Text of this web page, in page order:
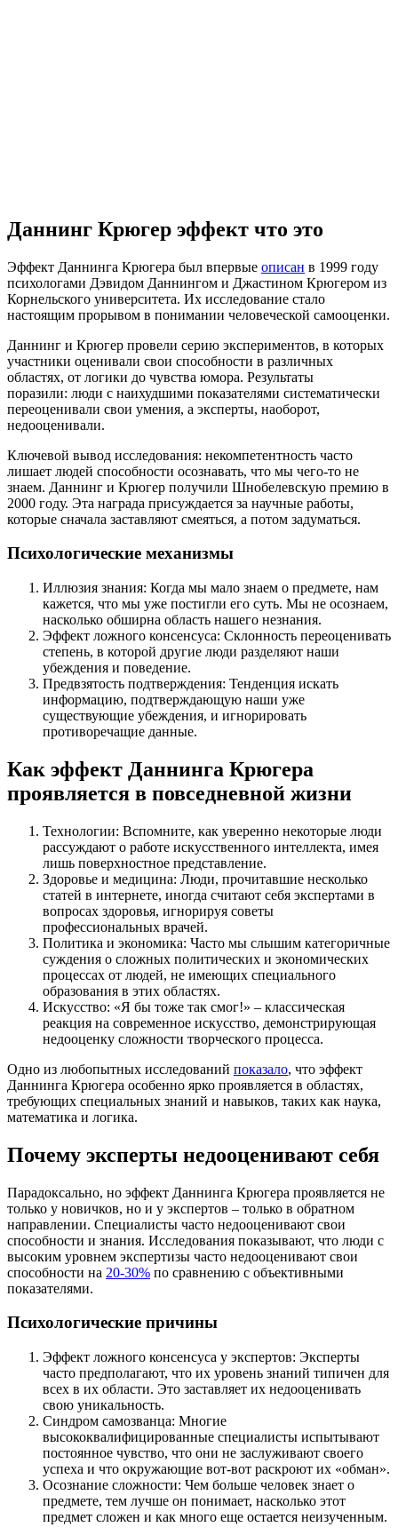
Даннинг Крюгер эффект что это
Эффект Даннинга Крюгера был впервые описан в 1999 году
психологами Дэвидом Даннингом и Джастином Крюгером из
Корнельского университета. Их исследование стало
настоящим прорывом в понимании человеческой самооценки.
Даннинг и Крюгер провели серию экспериментов, в которых
участники оценивали свои способности в различных
областях, от логики до чувства юмора. Результаты
поразили: люди с наихудшими показателями систематически
переоценивали свои умения, а эксперты, наоборот,
недооценивали.
Ключевой вывод исследования: некомпетентность часто
лишает людей способности осознавать, что мы чего-то не
знаем. Даннинг и Крюгер получили Шнобелевскую премию в
2000 году. Эта награда присуждается за научные работы,
которые сначала заставляют смеяться, а потом задуматься.
Психологические механизмы
Иллюзия знания: Когда мы мало знаем о предмете, нам
кажется, что мы уже постигли его суть. Мы не осознаем,
насколько обширна область нашего незнания.
Эффект ложного консенсуса: Склонность переоценивать
степень, в которой другие люди разделяют наши
убеждения и поведение.
Предвзятость подтверждения: Тенденция искать
информацию, подтверждающую наши уже
существующие убеждения, и игнорировать
противоречащие данные.
Как эффект Даннинга Крюгера
проявляется в повседневной жизни
Технологии: Вспомните, как уверенно некоторые люди
рассуждают о работе искусственного интеллекта, имея
лишь поверхностное представление.
Здоровье и медицина: Люди, прочитавшие несколько
статей в интернете, иногда считают себя экспертами в
вопросах здоровья, игнорируя советы
профессиональных врачей.
Политика и экономика: Часто мы слышим категоричные
суждения о сложных политических и экономических
процессах от людей, не имеющих специального
образования в этих областях.
Искусство: «Я бы тоже так смог!» – классическая
реакция на современное искусство, демонстрирующая
недооценку сложности творческого процесса.
Одно из любопытных исследований показало, что эффект
Даннинга Крюгера особенно ярко проявляется в областях,
требующих специальных знаний и навыков, таких как наука,
математика и логика.
Почему эксперты недооценивают себя
Парадоксально, но эффект Даннинга Крюгера проявляется не
только у новичков, но и у экспертов – только в обратном
направлении. Специалисты часто недооценивают свои
способности и знания. Исследования показывают, что люди с
высоким уровнем экспертизы часто недооценивают свои
способности на 20-30% по сравнению с объективными
показателями.
Психологические причины
Эффект ложного консенсуса у экспертов: Эксперты
часто предполагают, что их уровень знаний типичен для
всех в их области. Это заставляет их недооценивать
свою уникальность.
Синдром самозванца: Многие
высококвалифицированные специалисты испытывают
постоянное чувство, что они не заслуживают своего
успеха и что окружающие вот-вот раскроют их «обман».
Осознание сложности: Чем больше человек знает о
предмете, тем лучше он понимает, насколько этот
предмет сложен и как много еще остается неизученным.